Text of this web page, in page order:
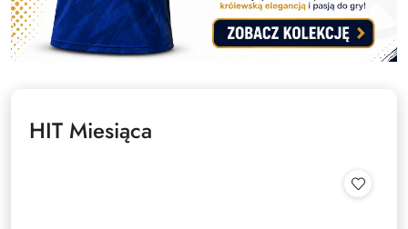
HIT Miesiąca